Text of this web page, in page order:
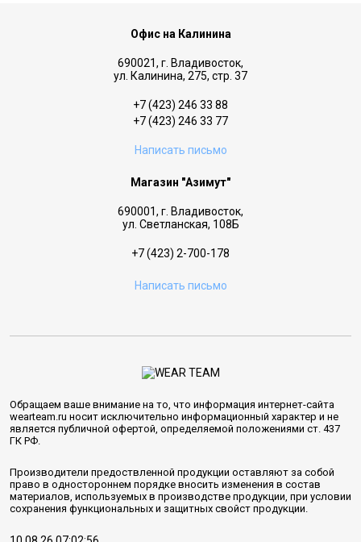
Офис на Калинина
690021, г. Владивосток,
ул. Калинина, 275, стр. 37
+7 (423) 246 33 88
+7 (423) 246 33 77
Написать письмо
Магазин "Азимут"
690001, г. Владивосток,
ул. Светланская, 108Б
+7 (423) 2-700-178
Написать письмо
Обращаем ваше внимание на то, что информация интернет-сайта
wearteam.ru носит исключительно информационный характер и не
является публичной офертой, определяемой положениями ст. 437
ГК РФ.
Производители предоствленной продукции оставляют за собой
право в одностороннем порядке вносить изменения в состав
материалов, используемых в производстве продукции, при условии
сохранения функциональных и защитных свойст продукции.